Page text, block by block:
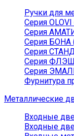
Ручки для
Серия
Серия
Серия БОНА
Серия
Серия
Серия
Фурнитура
Металлические
Входные
Входные